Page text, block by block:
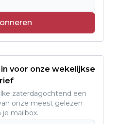
voor onze wekelijkse
zaterdagochtend een
onze meest gelezen
je mailbox.